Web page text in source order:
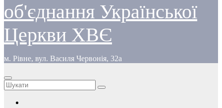
об'єднання Української
Церкви ХВЄ
м. Рівне, вул. Василя Червонія, 32а